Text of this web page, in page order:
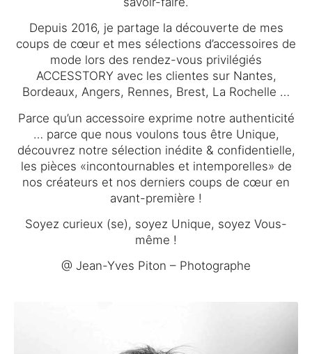
Depuis 2016, je partage la découverte de mes
coups de cœur et mes sélections d’accessoires de
mode lors des rendez-vous privilégiés
ACCESSTORY avec les clientes sur Nantes,
Bordeaux, Angers, Rennes, Brest, La Rochelle …
Parce qu’un accessoire exprime notre authenticité
… parce que nous voulons tous être Unique,
découvrez notre sélection inédite & confidentielle,
les pièces «incontournables et intemporelles» de
nos créateurs et nos derniers coups de cœur en
avant-première !
Soyez curieux (se), soyez Unique, soyez Vous-
même !
@ Jean-Yves Piton – Photographe